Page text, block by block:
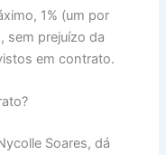
1% (um por
sem prejuízo da
em contrato.
Soares, dá